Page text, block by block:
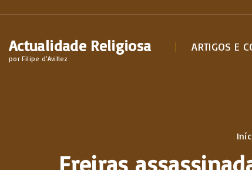
Actualidade Religiosa
por Filipe d'Avillez
ARTIGOS E
Freiras